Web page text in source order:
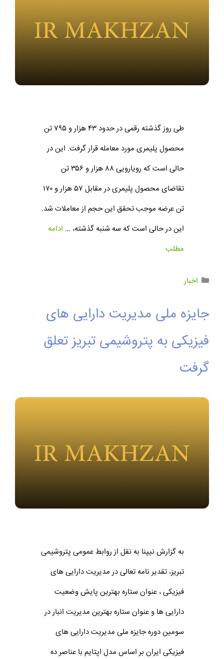
طی روز گذشته رقمی در حدود ۴۳ هزار و ۷۹۵ تن
محصول پلیمری مورد معامله قرار گرفت. این در
حالی است که رویارویی ۸۸ هزار و ۳۵۶ تن
تقاضای محصول پلیمری در مقابل ۵۷ هزار و ۱۷۰
تن عرضه موجب تحقق این حجم از معاملات شد.
این در حالی است که سه شنبه گذشته، … ادامه
مطلب
اخبار
جایزه ملی مدیریت دارایی های
فیزیکی به پتروشیمی تبریز تعلق
گرفت
به گزارش نیپنا به نقل از روابط عمومی پتروشیمی
تبریز، تقدیر نامه تعالی در مدیریت دارایی های
فیزیکی ، عنوان ستاره بهترین پایش وضعیت
دارایی ها و عنوان ستاره بهترین مدیریت انبار در
سومین دوره جایزه ملی مدیریت دارایی های
فیزیکی ایران بر اساس مدل اپتایم با عناصر ده